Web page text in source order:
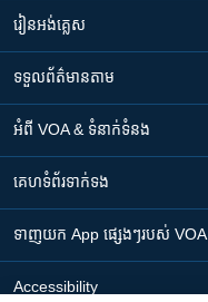
រៀន​​អង់គ្លេស
ទទួល​ព័ត៌មាន​តាម
អំពី​ VOA & ទំនាក់ទំនង
គេហទំព័រ​​ទាក់ទង
ទាញយក​ App ផ្សេងៗ​របស់​ VOA
Accessibility